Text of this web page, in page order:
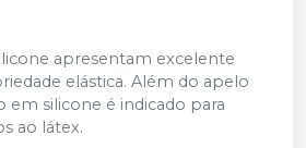
apresentam excelente
elástica. Além do apelo
em silicone é indicado para
ao látex.